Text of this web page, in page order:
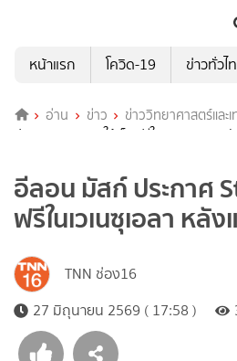
หน้าแรก
โควิด-19 ข่าวทั่วไ
อ่าน ข่าว ข่าววิทยาศาสตร์และเ
ประกาศ Starlink ให้เน็ตฟรีในเวเนซุเอลา ห
อีลอน มัสก์ ประกาศ
ฟรีในเวเนซุเอลา หลั
TNN ช่อง16
27 มิถุนายน 2569 ( 17:58 )